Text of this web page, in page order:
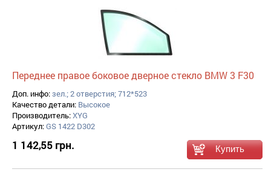
Переднее правое боковое дверное стекло BMW 3 F30
Доп. инфо:зел.; 2 отверстия; 712*523
Качество детали: Высокое
Производитель:XYG
Артикул:GS 1422 D302
1 142,55 грн.